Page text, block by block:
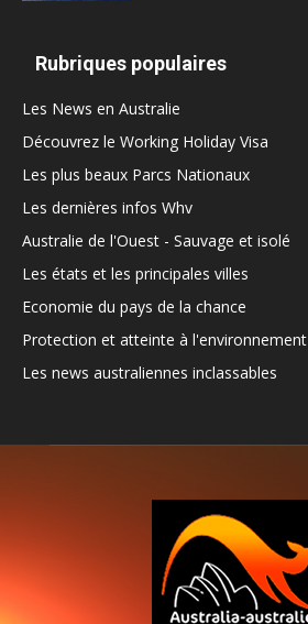
Rubriques populaires
Les News en Australie
Découvrez le Working Holiday Visa
Les plus beaux Parcs Nationaux
Les dernières infos Whv
Australie de l'Ouest - Sauvage et isolé
Les états et les principales villes
Economie du pays de la chance
Protection et atteinte à l'environnement
Les news australiennes inclassables